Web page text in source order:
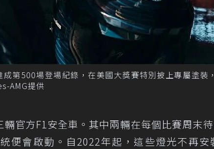
第500場登場紀錄，在美國大獎賽特別披上專屬塗裝
AMG提供
輛官方F1安全車。其中兩輛在每個比賽周末
便會啟動。自2022年起，這些燈光不再安